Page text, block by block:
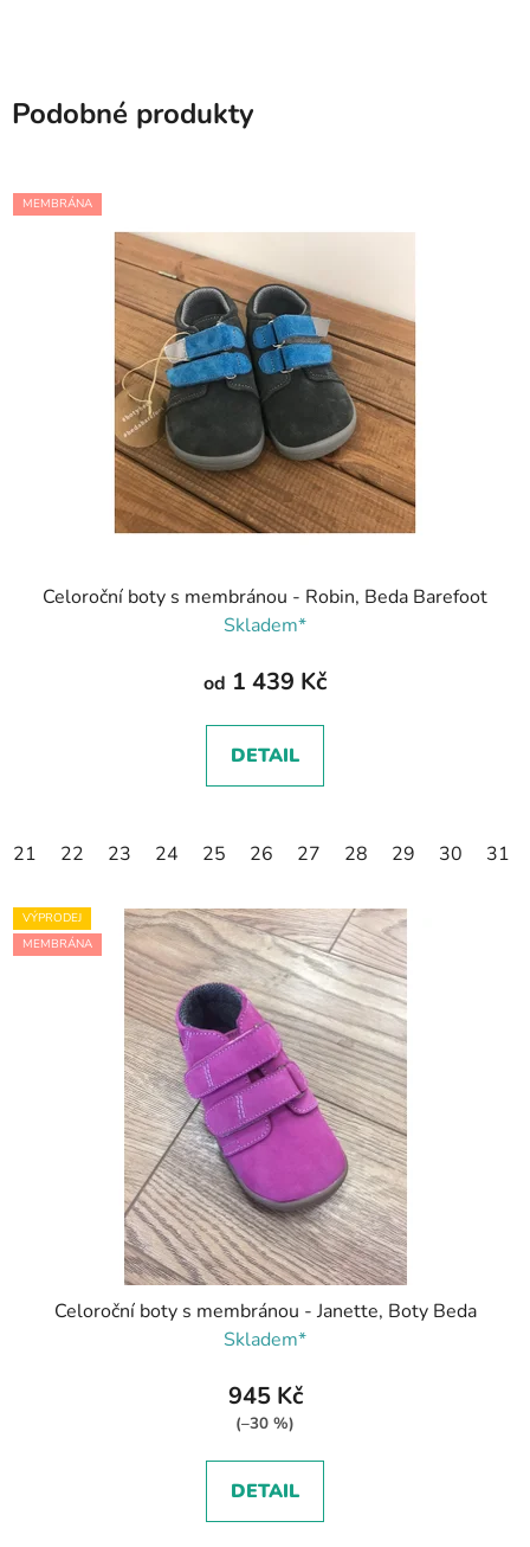
Podobné produkty
MEMBRÁNA
Celoroční boty s membránou - Robin, Beda Barefoot
Skladem*
od 1 439 Kč
DETAIL
21 22 23 24 25 26 27 28 29 30 31
VÝPRODEJ
MEMBRÁNA
Celoroční boty s membránou - Janette, Boty Beda
Skladem*
945 Kč
(–30 %)
DETAIL